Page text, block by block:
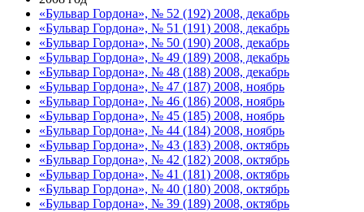
«Бульвар Гордона», № 52 (192) 2008, декабрь
«Бульвар Гордона», № 51 (191) 2008, декабрь
«Бульвар Гордона», № 50 (190) 2008, декабрь
«Бульвар Гордона», № 49 (189) 2008, декабрь
«Бульвар Гордона», № 48 (188) 2008, декабрь
«Бульвар Гордона», № 47 (187) 2008, ноябрь
«Бульвар Гордона», № 46 (186) 2008, ноябрь
«Бульвар Гордона», № 45 (185) 2008, ноябрь
«Бульвар Гордона», № 44 (184) 2008, ноябрь
«Бульвар Гордона», № 43 (183) 2008, октябрь
«Бульвар Гордона», № 42 (182) 2008, октябрь
«Бульвар Гордона», № 41 (181) 2008, октябрь
«Бульвар Гордона», № 40 (180) 2008, октябрь
«Бульвар Гордона», № 39 (189) 2008, октябрь